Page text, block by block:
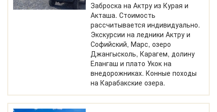
Заброска на Актру из Курая и
Акташа. Стоимость
рассчитывается индивидуально.
Экскурсии на ледники Актру и
Софийский, Марс, озеро
Джангысколь, Карагем, долину
Елангаш и плато Укок на
внедорожниках. Конные походы
на Карабакские озера.